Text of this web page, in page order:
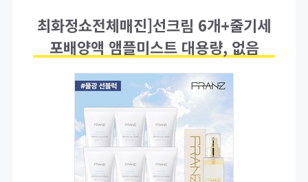
최화정쇼전체매진]선크림 6개+줄기세
포배양액 앰플미스트 대용량, 없음